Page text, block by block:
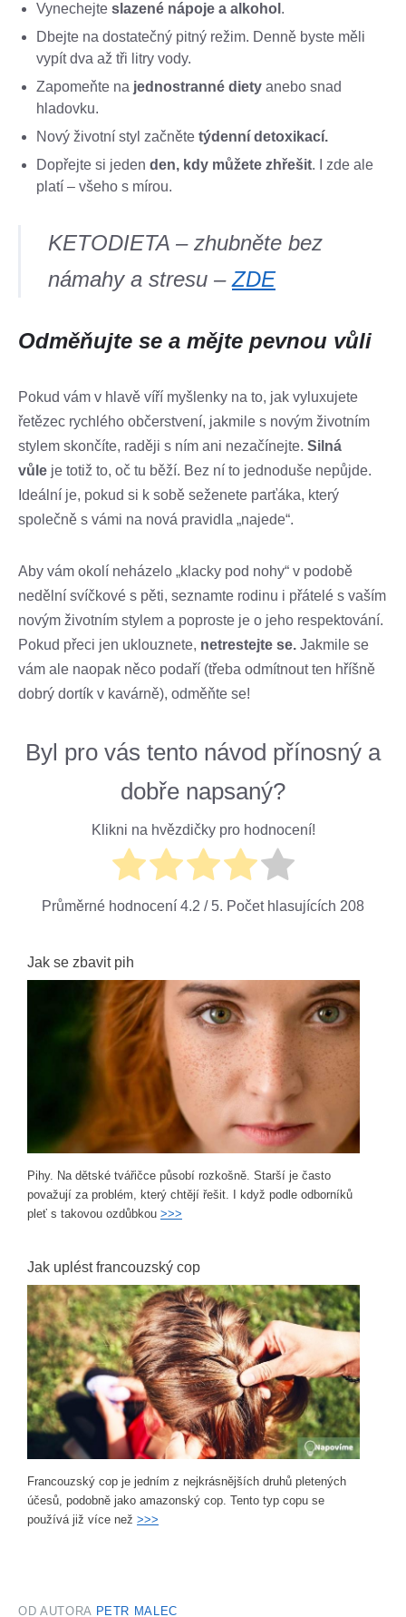
Vynechejte slazené nápoje a alkohol .
Dbejte na dostatečný pitný režim. Denně byste měli
vypít dva až tři litry vody.
Zapomeňte na jednostranné diety anebo snad
hladovku.
Nový životní styl začněte týdenní detoxikací.
Dopřejte si jeden den, kdy můžete zhřešit. I zde ale
platí – všeho s mírou.
KETODIETA – zhubněte bez
námahy a stresu –ZDE
Odměňujte se a mějte pevnou vůli
Pokud vám v hlavě víří myšlenky na to, jak vyluxujete
řetězec rychlého občerstvení, jakmile s novým životním
stylem skončíte, raději s ním ani nezačínejte. Silná
vůle je totiž to, oč tu běží. Bez ní to jednoduše nepůjde.
Ideální je, pokud si k sobě seženete parťáka, který
společně s vámi na nová pravidla „najede“.
Aby vám okolí neházelo „klacky pod nohy“ v podobě
nedělní svíčkové s pěti, seznamte rodinu i přátelé s vaším
novým životním stylem a poproste je o jeho respektování.
Pokud přeci jen uklouznete, netrestejte se. Jakmile se
vám ale naopak něco podaří (třeba odmítnout ten hříšně
dobrý dortík v kavárně), odměňte se!
Byl pro vás tento návod přínosný a
dobře napsaný?
Klikni na hvězdičky pro hodnocení!
Průměrné hodnocení 4.2 / 5. Počet hlasujících 208
Jak se zbavit pih
Pihy. Na dětské tvářičce působí rozkošně. Starší je často
považují za problém, který chtějí řešit. I když podle odborníků
pleť s takovou ozdůbkou >>>
Jak uplést francouzský cop
Francouzský cop je jedním z nejkrásnějších druhů pletených
účesů, podobně jako amazonský cop. Tento typ copu se
používá již více než >>>
OD AUTORA PETR MALEC